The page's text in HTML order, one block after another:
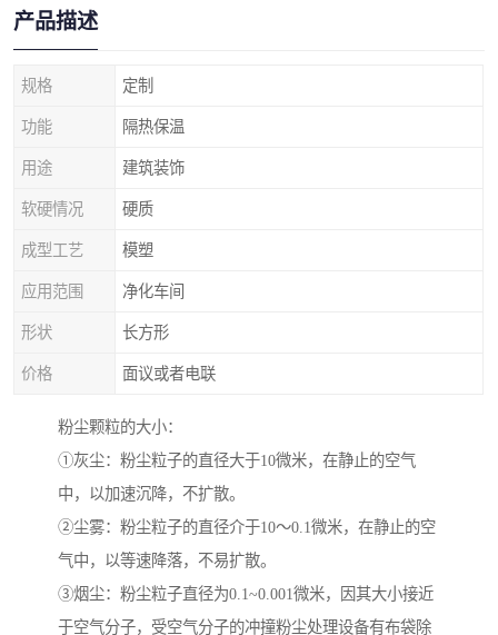
产品描述
规格 定制
功能 隔热保温
用途 建筑装饰
软硬情况 硬质
成型工艺 模塑
应用范围 净化车间
形状 长方形
价格 面议或者电联
粉尘颗粒的大小：
①灰尘：粉尘粒子的直径大于10微米，在静止的空气
中，以加速沉降，不扩散。
②尘雾：粉尘粒子的直径介于10～0.1微米，在静止的空
气中，以等速降落，不易扩散。
③烟尘：粉尘粒子直径为0.1~0.001微米，因其大小接近
于空气分子，受空气分子的冲撞粉尘处理设备有布袋除